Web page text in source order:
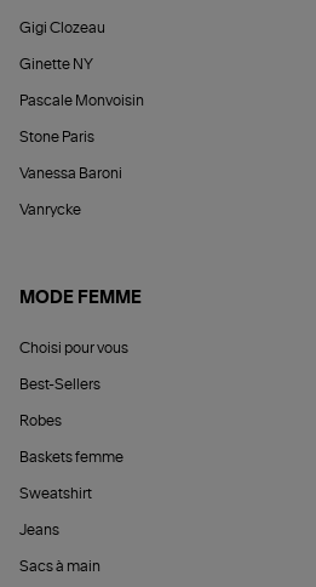
Gigi Clozeau
Ginette NY
Pascale Monvoisin
Stone Paris
Vanessa Baroni
Vanrycke
MODE FEMME
Choisi pour vous
Best-Sellers
Robes
Baskets femme
Sweatshirt
Jeans
Sacs à main